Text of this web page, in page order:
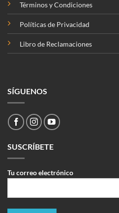
Términos y Condiciones
Políticas de Privacidad
Libro de Reclamaciones
SÍGUENOS
SUSCRÍBETE
Tu correo electrónico